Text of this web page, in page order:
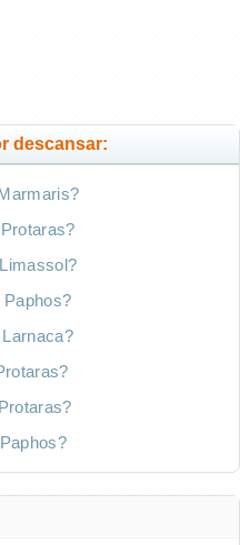
descansar: